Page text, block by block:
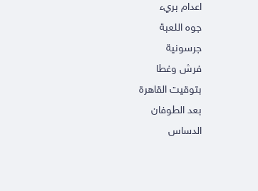
اعدام بريء
جوه اللعبة
جرسونية
فرش وغطا
بتوقيت القاهرة
بعد الطوفان
الدساس